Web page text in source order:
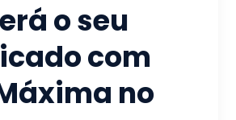
o seu
com
no